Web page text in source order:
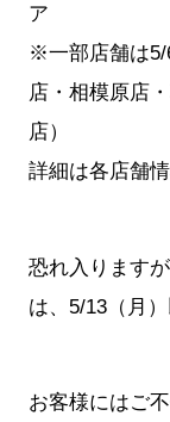
※一部店舗は5/
店・相模原店
詳細は各店舗
恐れ入ります
は、5/13（月
お客様にはご